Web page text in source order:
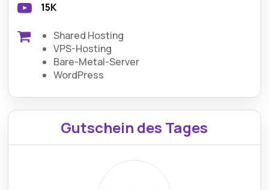
15K
Shared Hosting
VPS-Hosting
Bare-Metal-Server
WordPress
Gutschein des Tages